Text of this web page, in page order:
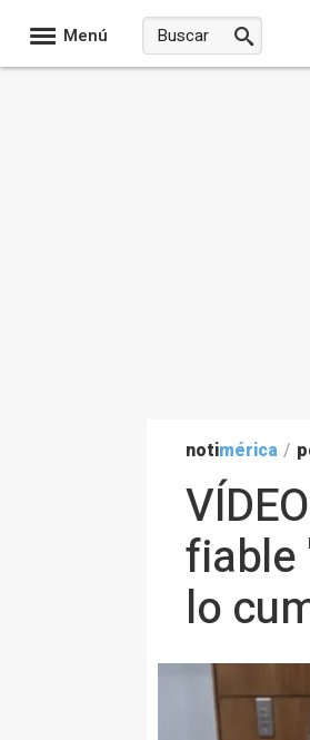
Menú
notimérica /
fiable
lo